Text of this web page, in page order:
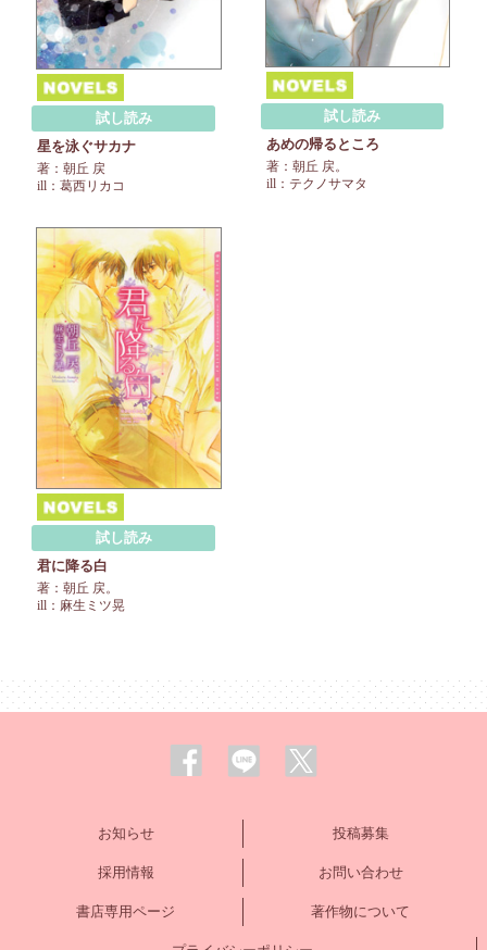
試し読み
星を泳ぐサカナ
著：朝丘 戻
ill：葛西リカコ
試し読み
あめの帰るところ
著：朝丘 戻。
ill：テクノサマタ
試し読み
君に降る白
著：朝丘 戻。
ill：麻生ミツ晃
お知らせ 投稿募集
採用情報 お問い合わせ
書店専用ページ 著作物について